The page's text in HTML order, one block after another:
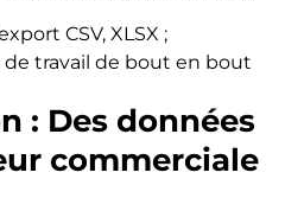
CSV, XLSX ;
travail de bout en bout
: Des données
commerciale